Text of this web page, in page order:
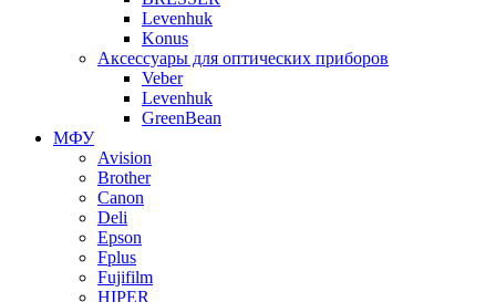
Levenhuk
Konus
Аксессуары для оптических приборов
Veber
Levenhuk
GreenBean
МФУ
Avision
Brother
Canon
Deli
Epson
Fplus
Fujifilm
HIPER